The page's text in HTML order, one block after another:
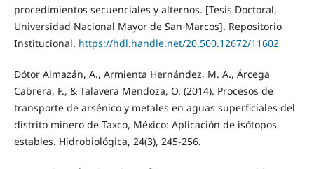
procedimientos secuenciales y alternos. [Tesis Doctoral,
Universidad Nacional Mayor de San Marcos]. Repositorio
Institucional. https://hdl.handle.net/20.500.12672/11602
Dótor Almazán, A., Armienta Hernández, M. A., Árcega
Cabrera, F., & Talavera Mendoza, O. (2014). Procesos de
transporte de arsénico y metales en aguas superficiales del
distrito minero de Taxco, México: Aplicación de isótopos
estables. Hidrobiológica, 24(3), 245-256.